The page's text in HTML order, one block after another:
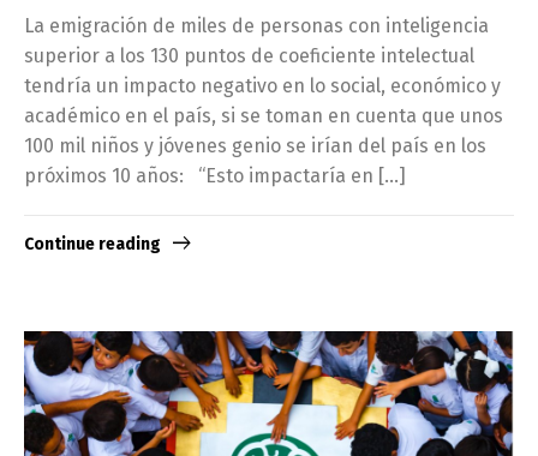
La emigración de miles de personas con inteligencia
superior a los 130 puntos de coeficiente intelectual
tendría un impacto negativo en lo social, económico y
académico en el país, si se toman en cuenta que unos
100 mil niños y jóvenes genio se irían del país en los
próximos 10 años: “Esto impactaría en […]
Continue reading